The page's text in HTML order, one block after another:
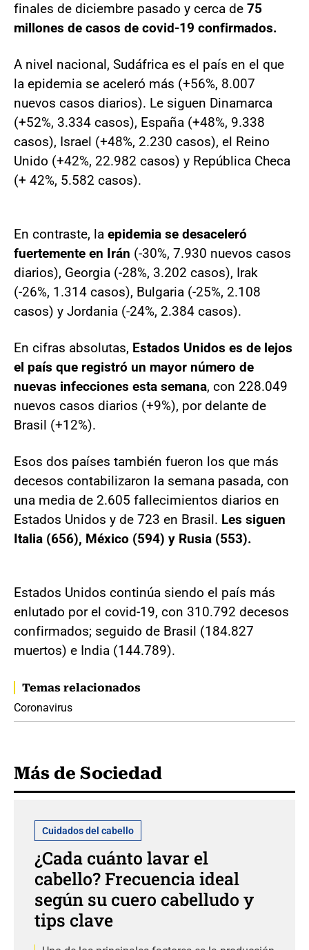
finales de diciembre pasado y cerca de 75
millones de casos de covid-19 confirmados.
A nivel nacional, Sudáfrica es el país en el que
la epidemia se aceleró más (+56%, 8.007
nuevos casos diarios). Le siguen Dinamarca
(+52%, 3.334 casos), España (+48%, 9.338
casos), Israel (+48%, 2.230 casos), el Reino
Unido (+42%, 22.982 casos) y República Checa
(+ 42%, 5.582 casos).
En contraste, la epidemia se desaceleró
fuertemente en Irán (-30%, 7.930 nuevos casos
diarios), Georgia (-28%, 3.202 casos), Irak
(-26%, 1.314 casos), Bulgaria (-25%, 2.108
casos) y Jordania (-24%, 2.384 casos).
En cifras absolutas, Estados Unidos es de lejos
el país que registró un mayor número de
nuevas infecciones esta semana, con 228.049
nuevos casos diarios (+9%), por delante de
Brasil (+12%).
Esos dos países también fueron los que más
decesos contabilizaron la semana pasada, con
una media de 2.605 fallecimientos diarios en
Estados Unidos y de 723 en Brasil. Les siguen
Italia (656), México (594) y Rusia (553).
Estados Unidos continúa siendo el país más
enlutado por el covid-19, con 310.792 decesos
confirmados; seguido de Brasil (184.827
muertos) e India (144.789).
Temas relacionados
Coronavirus
Más de Sociedad
Cuidados del cabello
¿Cada cuánto lavar el
cabello? Frecuencia ideal
según su cuero cabelludo y
tips clave